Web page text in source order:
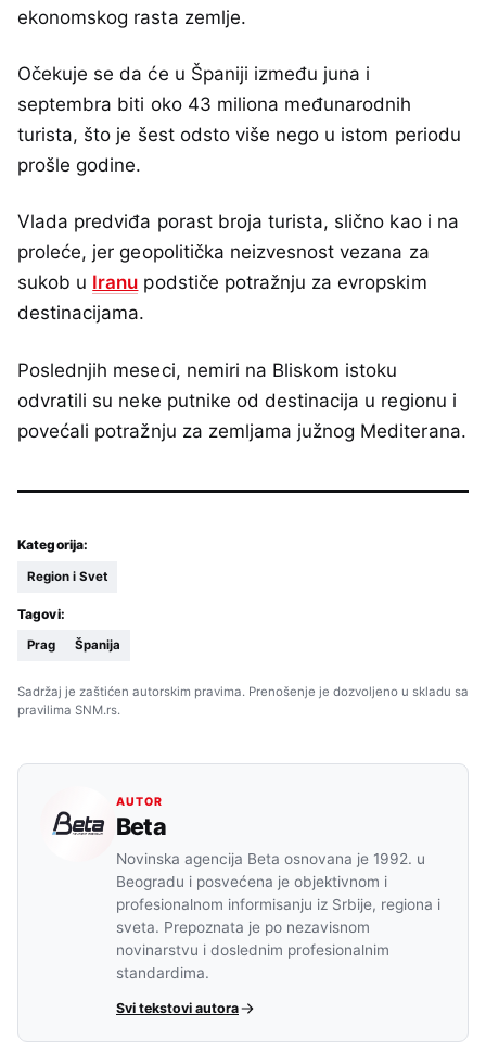
ekonomskog rasta zemlje.
Očekuje se da će u Španiji između juna i
septembra biti oko 43 miliona međunarodnih
turista, što je šest odsto više nego u istom periodu
prošle godine.
Vlada predviđa porast broja turista, slično kao i na
proleće, jer geopolitička neizvesnost vezana za
sukob u Iranu podstiče potražnju za evropskim
destinacijama.
Poslednjih meseci, nemiri na Bliskom istoku
odvratili su neke putnike od destinacija u regionu i
povećali potražnju za zemljama južnog Mediterana.
Kategorija:
Region i Svet
Tagovi:
Prag Španija
Sadržaj je zaštićen autorskim pravima. Prenošenje je dozvoljeno u skladu sa
pravilima SNM.rs.
AUTOR
Beta
Novinska agencija Beta osnovana je 1992. u
Beogradu i posvećena je objektivnom i
profesionalnom informisanju iz Srbije, regiona i
sveta. Prepoznata je po nezavisnom
novinarstvu i doslednim profesionalnim
standardima.
Svi tekstovi autora